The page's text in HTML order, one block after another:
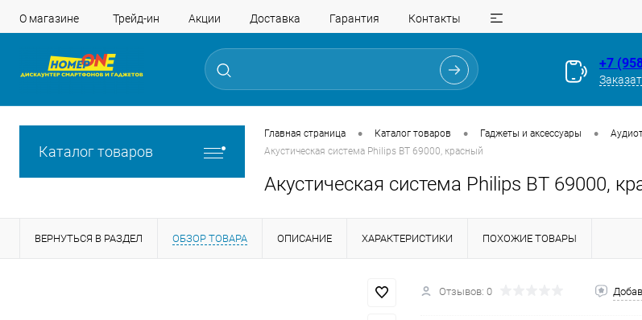
О магазине Трейд-ин Акции Доставка Гарантия Контакты
+7
Каталог товаров
Главная страница • Каталог товаров • Гаджеты и аксессуары •
Акустическая система Philips BT 69000, красный
Акустическая система Philips BT 69000,
ВЕРНУТЬСЯ В РАЗДЕЛ ОБЗОР ТОВАРА ОПИСАНИЕ ХАРАКТЕРИСТИКИ ПОХОЖИЕ ТОВАРЫ
Отзывов: 0